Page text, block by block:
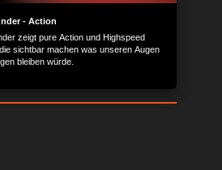
- Action
zeigt pure Action und Highspeed
sichtbar machen was unseren Augen
bleiben würde.